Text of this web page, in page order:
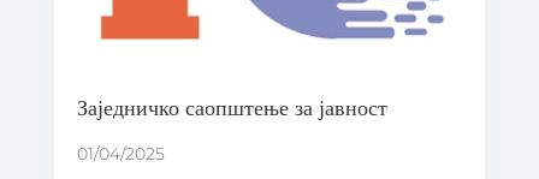
Заједничко саопштење за јавност
01/04/2025